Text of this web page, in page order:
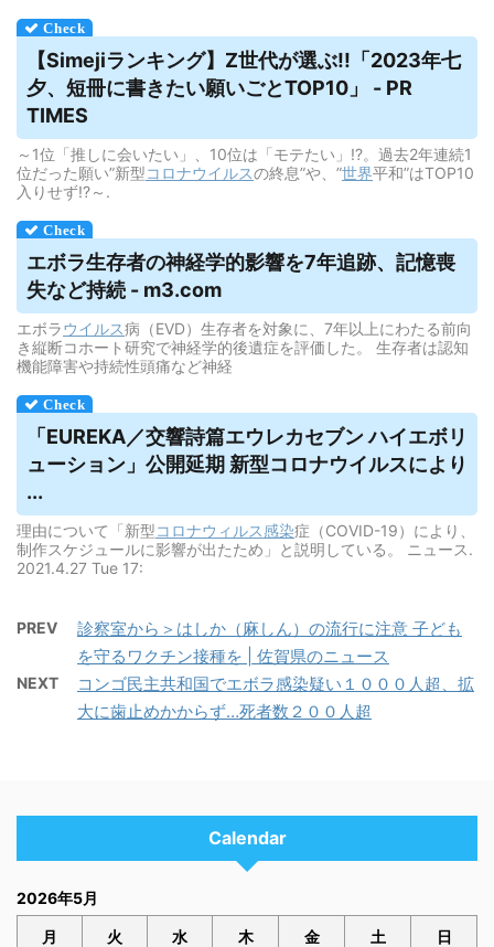
【Simejiランキング】Z世代が選ぶ!!「2023年七
夕、短冊に書きたい願いごとTOP10」 - PR
TIMES
～1位「推しに会いたい」、10位は「モテたい」!?。過去2年連続1
位だった願い”新型コロナウイルスの終息”や、”世界平和”はTOP10
入りせず!?～.
エボラ生存者の神経学的影響を7年追跡、記憶喪
失など持続 - m3.com
エボラウイルス病（EVD）生存者を対象に、7年以上にわたる前向
き縦断コホート研究で神経学的後遺症を評価した。 生存者は認知
機能障害や持続性頭痛など神経
「EUREKA／交響詩篇エウレカセブン ハイエボリ
ューション」公開延期 新型コロナウイルスにより
...
理由について「新型コロナウィルス感染症（COVID-19）により、
制作スケジュールに影響が出たため」と説明している。 ニュース.
2021.4.27 Tue 17:
PREV
診察室から＞はしか（麻しん）の流行に注意 子ども
を守るワクチン接種を | 佐賀県のニュース
NEXT
コンゴ民主共和国でエボラ感染疑い１０００人超、拡
大に歯止めかからず…死者数２００人超
Calendar
2026年5月
月 火 水 木 金 土 日